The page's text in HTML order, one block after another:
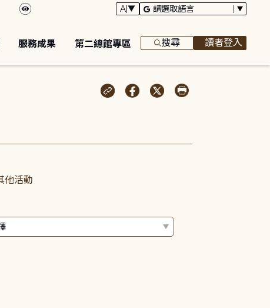
服務成果 第二總館專區 搜尋 讀者登入
他活動